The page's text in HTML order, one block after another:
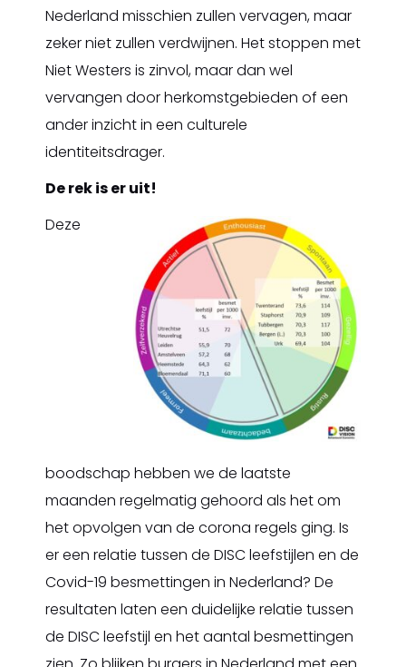
Nederland misschien zullen vervagen, maar
zeker niet zullen verdwijnen. Het stoppen met
Niet Westers is zinvol, maar dan wel
vervangen door herkomstgebieden of een
ander inzicht in een culturele
identiteitsdrager.
De rek is er uit!
Deze
boodschap hebben we de laatste
maanden regelmatig gehoord als het om
het opvolgen van de corona regels ging. Is
er een relatie tussen de DISC leefstijlen en de
Covid-19 besmettingen in Nederland? De
resultaten laten een duidelijke relatie tussen
de DISC leefstijl en het aantal besmettingen